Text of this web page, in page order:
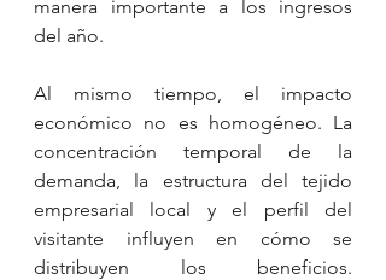
manera importante a los ingresos
del año.
Al mismo tiempo, el impacto
económico no es homogéneo. La
concentración temporal de la
demanda, la estructura del tejido
empresarial local y el perfil del
visitante influyen en cómo se
distribuyen los beneficios.